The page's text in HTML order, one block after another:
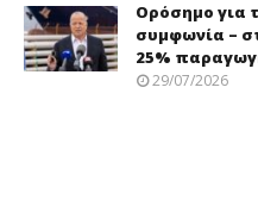
Ορόσημο για
συμφωνία –
25%
29/07/2026